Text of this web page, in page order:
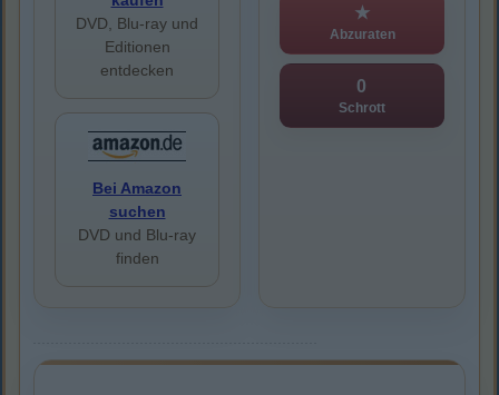
DVD, Blu-ray und
Editionen
entdecken
Bei Amazon
suchen
DVD und Blu-ray
finden
★
Abzuraten
0
Schrott